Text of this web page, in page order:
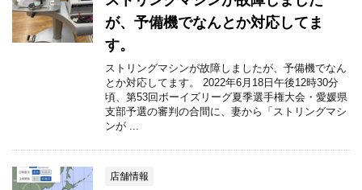
が、予備機でなんとか対応してま
す。
ストリングマシンが故障しましたが、予備機でなん
とか対応してます。 2022年6月18日午後12時30分
頃、第53回ボーイズリーグ夏季選手権大会・愛媛県
支部予選の審判の合間に、妻から「ストリングマシ
ンが ...
店舗情報